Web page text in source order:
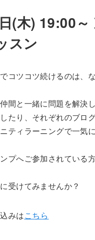
(木) 19:00～
スン
コツコツ続けるのは、
間と一緒に問題を解決
たり、それぞれのブロ
ティラーニングで一気
プへご参加されている
受けてみませんか？
みはこちら